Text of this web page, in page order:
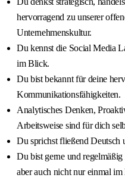
hervorragend zu unserer
Unternehmenskultur.
Du kennst die Social Media
im Blick.
Du bist bekannt für deine
Kommunikationsfähigkeiten.
Analytisches Denken,
Arbeitsweise sind für dich
Du sprichst fließend Deutsch
Du bist gerne und
aber auch nicht nur einmal